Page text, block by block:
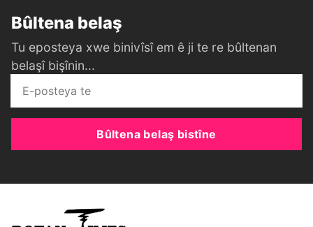
Bûltena belaş
Tu eposteya xwe binivîsî em ê ji te re bûltenan
belaşî bişînin...
Bûltena belaş bistîne